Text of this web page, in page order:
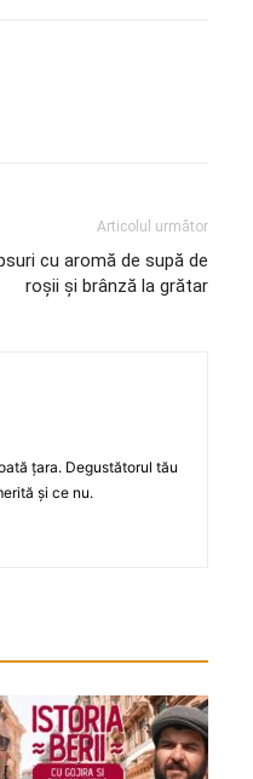
Articolul următor
cu aromă de supă de
roşii şi brânză la grătar
ţara. Degustătorul tău
şi ce nu.